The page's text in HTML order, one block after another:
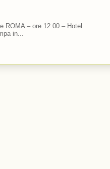
ROMA – ore 12.00 – Hotel
in...